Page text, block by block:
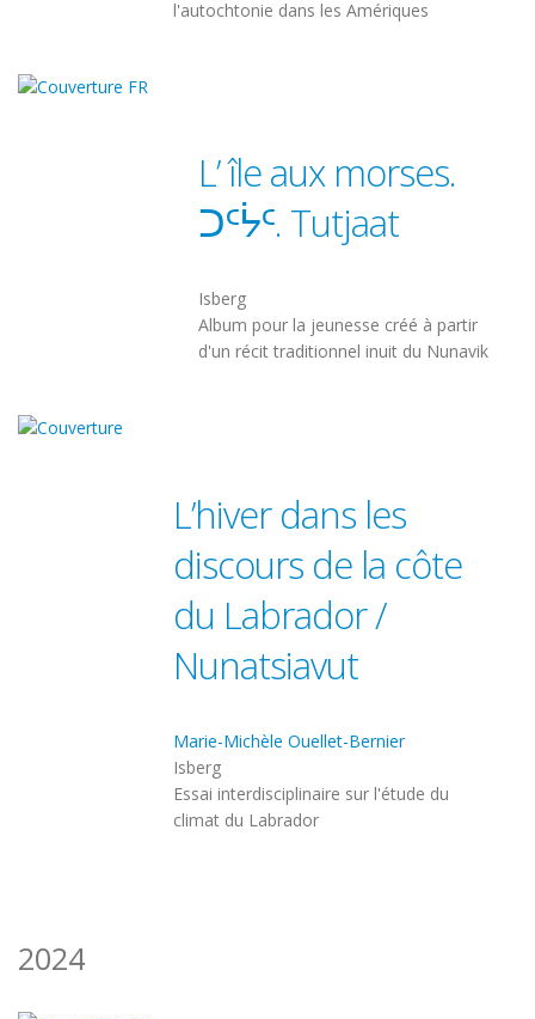
l'autochtonie dans les Amériques
L’ île aux morses.
ᑐᑦᔮᑦ. Tutjaat
Isberg
Album pour la jeunesse créé à partir
d'un récit traditionnel inuit du Nunavik
L’hiver dans les
discours de la côte
du Labrador /
Nunatsiavut
Marie-Michèle Ouellet-Bernier
Isberg
Essai interdisciplinaire sur l'étude du
climat du Labrador
2024